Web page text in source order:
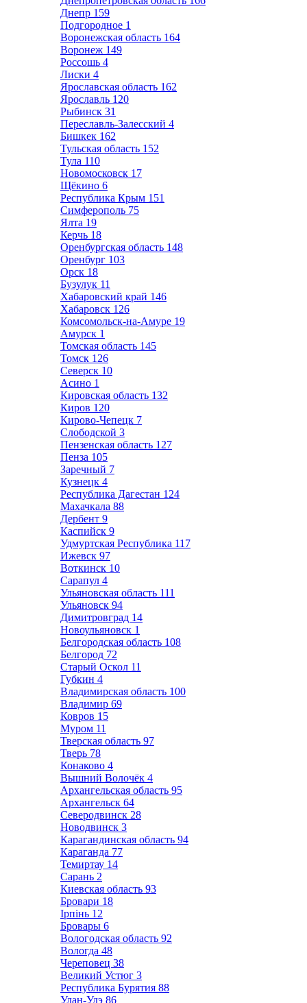
Днепр 159
Подгородное 1
Воронежская область 164
Воронеж 149
Россошь 4
Лиски 4
Ярославская область 162
Ярославль 120
Рыбинск 31
Переславль-Залесский 4
Бишкек 162
Тульская область 152
Тула 110
Новомосковск 17
Щёкино 6
Республика Крым 151
Симферополь 75
Ялта 19
Керчь 18
Оренбургская область 148
Оренбург 103
Орск 18
Бузулук 11
Хабаровский край 146
Хабаровск 126
Комсомольск-на-Амуре 19
Амурск 1
Томская область 145
Томск 126
Северск 10
Асино 1
Кировская область 132
Киров 120
Кирово-Чепецк 7
Слободской 3
Пензенская область 127
Пенза 105
Заречный 7
Кузнецк 4
Республика Дагестан 124
Махачкала 88
Дербент 9
Каспийск 9
Удмуртская Республика 117
Ижевск 97
Воткинск 10
Сарапул 4
Ульяновская область 111
Ульяновск 94
Димитровград 14
Новоульяновск 1
Белгородская область 108
Белгород 72
Старый Оскол 11
Губкин 4
Владимирская область 100
Владимир 69
Ковров 15
Муром 11
Тверская область 97
Тверь 78
Конаково 4
Вышний Волочёк 4
Архангельская область 95
Архангельск 64
Северодвинск 28
Новодвинск 3
Карагандинская область 94
Караганда 77
Темиртау 14
Сарань 2
Киевская область 93
Бровари 18
Ірпінь 12
Бровары 6
Вологодская область 92
Вологда 48
Череповец 38
Великий Устюг 3
Республика Бурятия 88
Улан-Удэ 86